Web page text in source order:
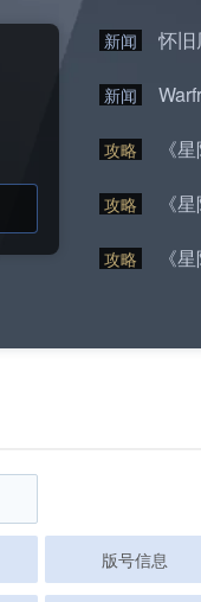
新闻 怀
新闻
攻略 《
攻略 《
攻略 《
版号信息